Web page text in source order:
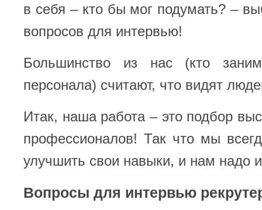
в себя – кто бы мог подумать? –
вопросов для интервью!
Большинство из нас (кто
персонала) считают, что видят
Итак, наша работа – это подбор
профессионалов! Так что мы
улучшить свои навыки, и нам надо
Вопросы для интервью